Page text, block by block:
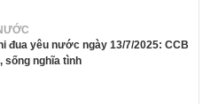
đua yêu nước ngày 13/7/2025: CCB
sống nghĩa tình